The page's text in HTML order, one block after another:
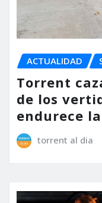
ACTUALIDAD
Torrent
de los
endurece
torrent al dia